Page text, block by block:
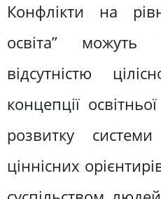
Конфлікти на
освіта” можуть
відсутністю
концепції
розвитку
ціннісних